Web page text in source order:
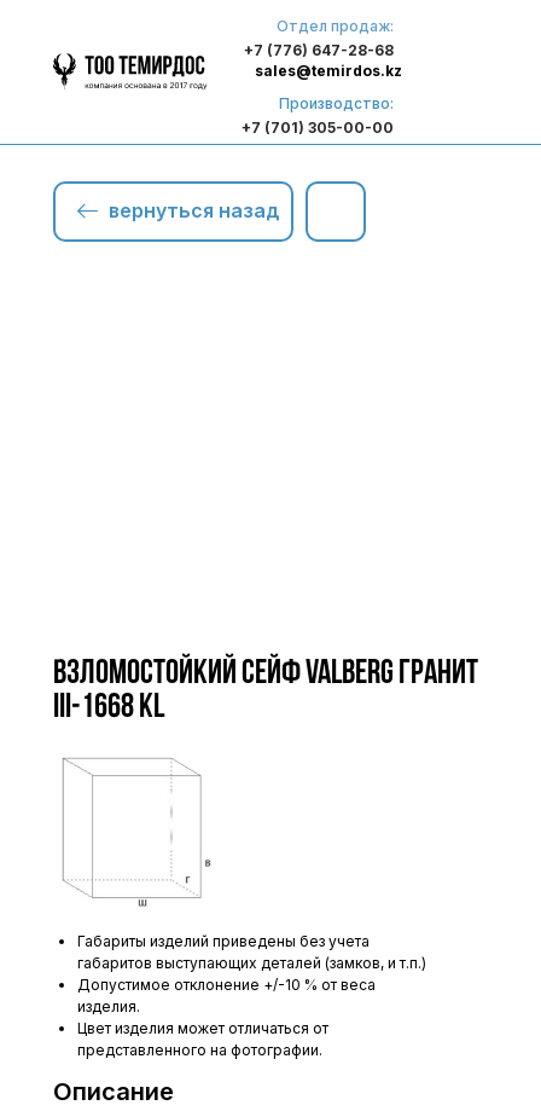
Отдел продаж:
+7 (776) 647-28-68
Производство:
+7 (701) 305-00-00
sales@temirdos.kz
вернуться назад
Взломостойкий сейф VALBERG Гранит
III-1668 KL
Описание
Габариты изделий приведены без учета
габаритов выступающих деталей (замков, и т.п.)
Допустимое отклонение +/-10 % от веса
изделия.
Цвет изделия может отличаться от
представленного на фотографии.